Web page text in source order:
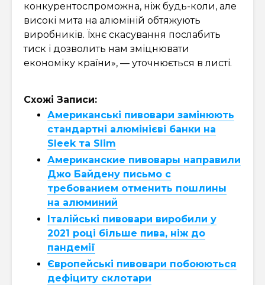
конкурентоспроможна, ніж будь-коли, але
високі мита на алюміній обтяжують
виробників. Їхнє скасування послабить
тиск і дозволить нам зміцнювати
економіку країни», — уточнюється в листі.
Схожі Записи:
Американські пивовари замінюють
стандартні алюмінієві банки на
Sleek та Slim
Американские пивовары направили
Джо Байдену письмо с
требованием отменить пошлины
на алюминий
Італійські пивовари виробили у
2021 році більше пива, ніж до
пандемії
Європейські пивовари побоюються
дефіциту склотари